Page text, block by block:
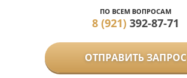
ПО ВСЕМ ВОПРОСАМ
8 (921) 392-87-71
ОТПРАВИТЬ ЗАПРОС